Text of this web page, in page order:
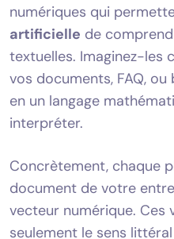
numériques qui
artificielle de
textuelles. Imaginez-les
vos documents, FAQ,
en un langage
interpréter.
Concrètement, chaque
document de votre
vecteur numérique.
seulement le sens